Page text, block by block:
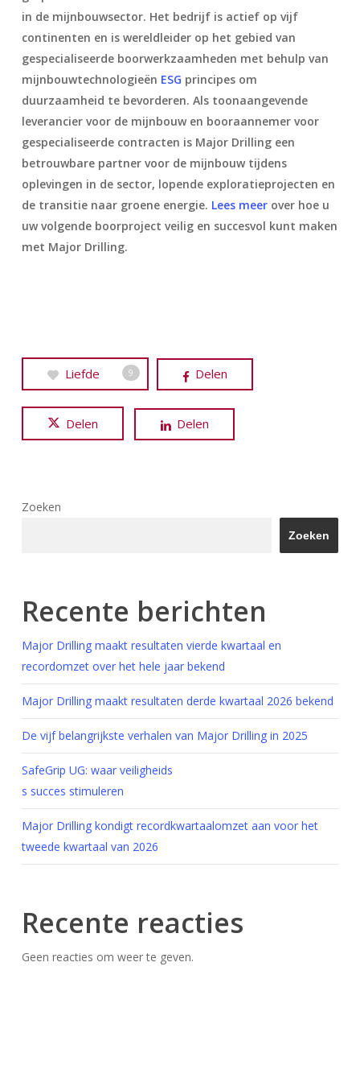
in de mijnbouwsector. Het bedrijf is actief op vijf
continenten en is wereldleider op het gebied van
gespecialiseerde boorwerkzaamheden met behulp van
mijnbouwtechnologieën ESG principes om
duurzaamheid te bevorderen. Als toonaangevende
leverancier voor de mijnbouw en booraannemer voor
gespecialiseerde contracten is Major Drilling een
betrouwbare partner voor de mijnbouw tijdens
oplevingen in de sector, lopende exploratieprojecten en
de transitie naar groene energie. Lees meer over hoe u
uw volgende boorproject veilig en succesvol kunt maken
met Major Drilling.
Liefde 9 Delen
Delen Delen
Zoeken
Zoeken
Recente berichten
Major Drilling maakt resultaten vierde kwartaal en
recordomzet over het hele jaar bekend
Major Drilling maakt resultaten derde kwartaal 2026 bekend
De vijf belangrijkste verhalen van Major Drilling in 2025
SafeGrip UG: waar veiligheids
s succes stimuleren
Major Drilling kondigt recordkwartaalomzet aan voor het
tweede kwartaal van 2026
Recente reacties
Geen reacties om weer te geven.